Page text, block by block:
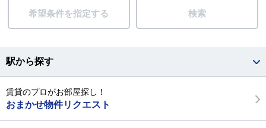
希望条件を指定する 検索
駅から探す
賃貸のプロがお部屋探し！
おまかせ物件リクエスト